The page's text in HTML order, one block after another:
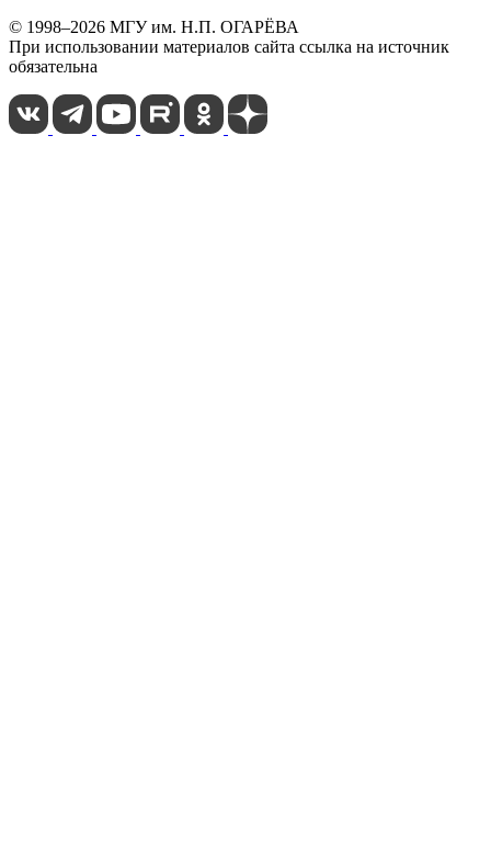
© 1998–2026 МГУ им. Н.П. ОГАРЁВА
При использовании материалов сайта ссылка на источник
обязательна